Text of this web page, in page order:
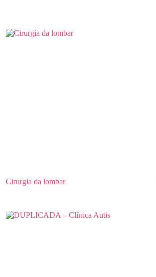
Cirurgia da lombar